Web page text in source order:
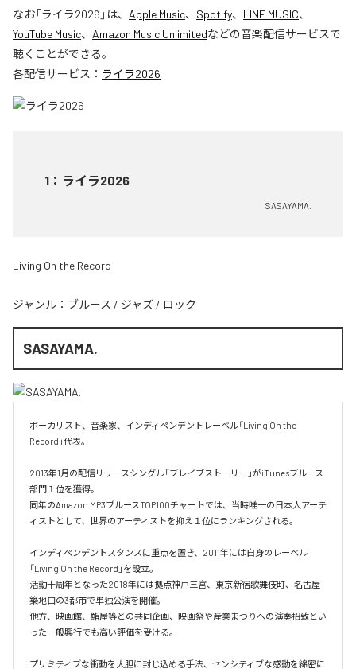
なお「ライラ2026 」は、 Apple Music、 Spotify、 LINE MUSIC、
YouTube Music、 Amazon Music Unlimitedなどの音楽配信サービスで
聴くことができる。
各配信サービス： ライラ2026
1 ： ライラ2026
SASAYAMA.
Living On the Record
ジャンル： ブルース / ジャズ / ロック
SASAYAMA.
ボーカリスト、音楽家、インディペンデントレーベル「Living On the
Record」代表。
2013年1月の配信リリースシングル「ブレイブストーリー」がiTunesブルース
部門１位を獲得。
同年のAmazon MP3ブルースTOP100チャートでは、当時唯一の日本人アーテ
ィストとして、世界のアーティストを抑え１位にランキングされる。
インディペンデントスタンスに重点を置き、2011年には自身のレーベル
「Living On the Record」を設立。
活動十周年となった2018年には拠点神戸三宮、東京新宿歌舞伎町、名古屋
築地口の3都市で単独公演を開催。
他方、映画館、鮨屋等との共同企画、映画祭や産業まつりへの演奏招致とい
った一般興行でも高い評価を受ける。
プリミティブな衝動を大胆に封じ込める手法、センシティブな感動を綿密に